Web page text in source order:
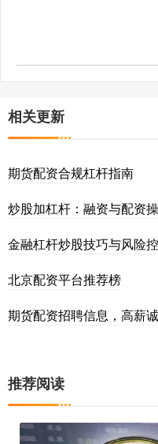
相关更新
期货配资合规杠杆指南
炒股加杠杆：融资与配资
金融杠杆炒股技巧与风险
北京配资平台推荐榜
期货配资招聘信息，高薪
推荐阅读